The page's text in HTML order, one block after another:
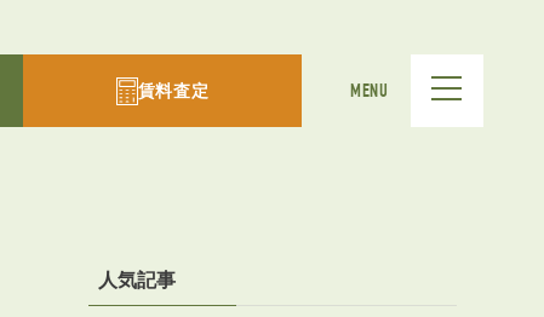
賃料査定 MENU
人気記事